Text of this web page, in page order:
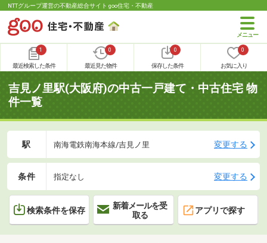
NTTグループ運営の不動産総合サイト goo住宅・不動産
1
最近検索した条件
0
最近見た物件
0
保存した条件
0
お気に入り
吉見ノ里駅(大阪府)の中古一戸建て・中古住宅 物
件一覧
駅 南海電鉄南海本線/吉見ノ里 変更する
条件 指定なし 変更する
検索条件を保存
新着メールを受
取る
アプリで探す